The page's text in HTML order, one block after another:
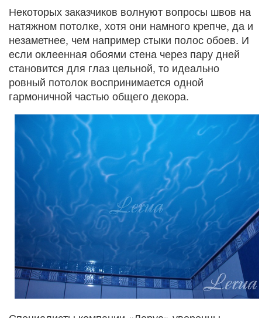
Некоторых заказчиков волнуют вопросы швов на
натяжном потолке, хотя они намного крепче, да и
незаметнее, чем например стыки полос обоев. И
если оклеенная обоями стена через пару дней
становится для глаз цельной, то идеально
ровный потолок воспринимается одной
гармоничной частью общего декора.